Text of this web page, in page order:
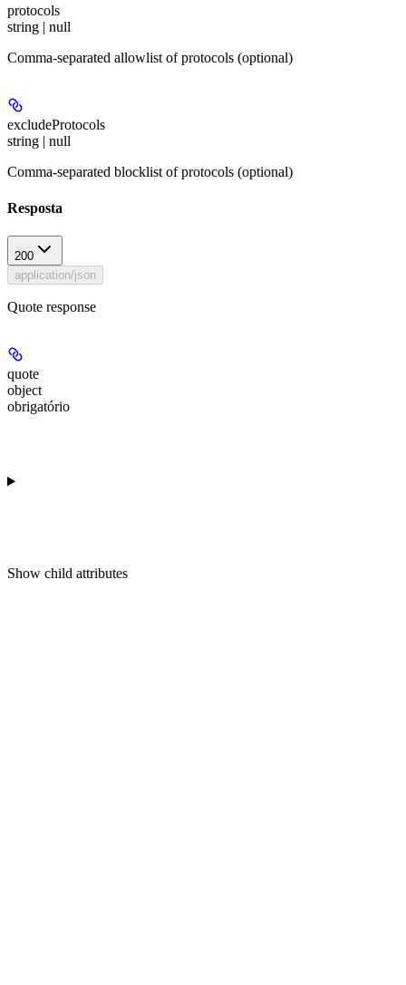
protocols
string | null
Comma-separated allowlist of protocols (optional)
excludeProtocols
string | null
Comma-separated blocklist of protocols (optional)
Resposta
200
application/json
Quote response
quote
object
obrigatório
Show child attributes